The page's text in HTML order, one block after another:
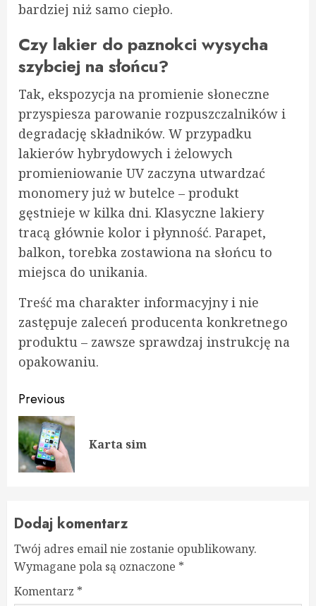
bardziej niż samo ciepło.
Czy lakier do paznokci wysycha
szybciej na słońcu?
Tak, ekspozycja na promienie słoneczne
przyspiesza parowanie rozpuszczalników i
degradację składników. W przypadku
lakierów hybrydowych i żelowych
promieniowanie UV zaczyna utwardzać
monomery już w butelce – produkt
gęstnieje w kilka dni. Klasyczne lakiery
tracą głównie kolor i płynność. Parapet,
balkon, torebka zostawiona na słońcu to
miejsca do unikania.
Treść ma charakter informacyjny i nie
zastępuje zaleceń producenta konkretnego
produktu – zawsze sprawdzaj instrukcję na
opakowaniu.
Continue
Reading
Previous
Karta sim
Dodaj komentarz
Twój adres email nie zostanie opublikowany.
Wymagane pola są oznaczone *
Komentarz *